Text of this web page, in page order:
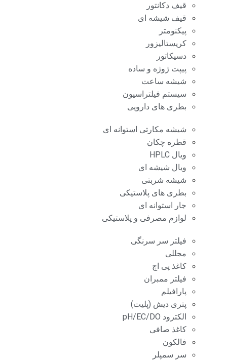
قیف دکانتور
قیف شیشه ای
پیکنومتر
کریستالیزور
دسیکاتور
پیپت ژوژه و ساده
شیشه ساعت
سیستم فیلتراسیون
بطری های دارویی
شیشه مکارتی استوانه ای
قطره چکان
ویال HPLC
ویال شیشه ای
شیشه شربتی
بطری های پلاستیکی
جار استوانه ای
لوازم مصرفی و پلاستیکی
فیلتر سر سرنگی
مجللی
کاغذ پی اچ
فیلتر ممبران
پارافیلم
پتری دیش (پلیت)
الکترود pH/EC/DO
کاغذ صافی
فالکون
سر سمپلر